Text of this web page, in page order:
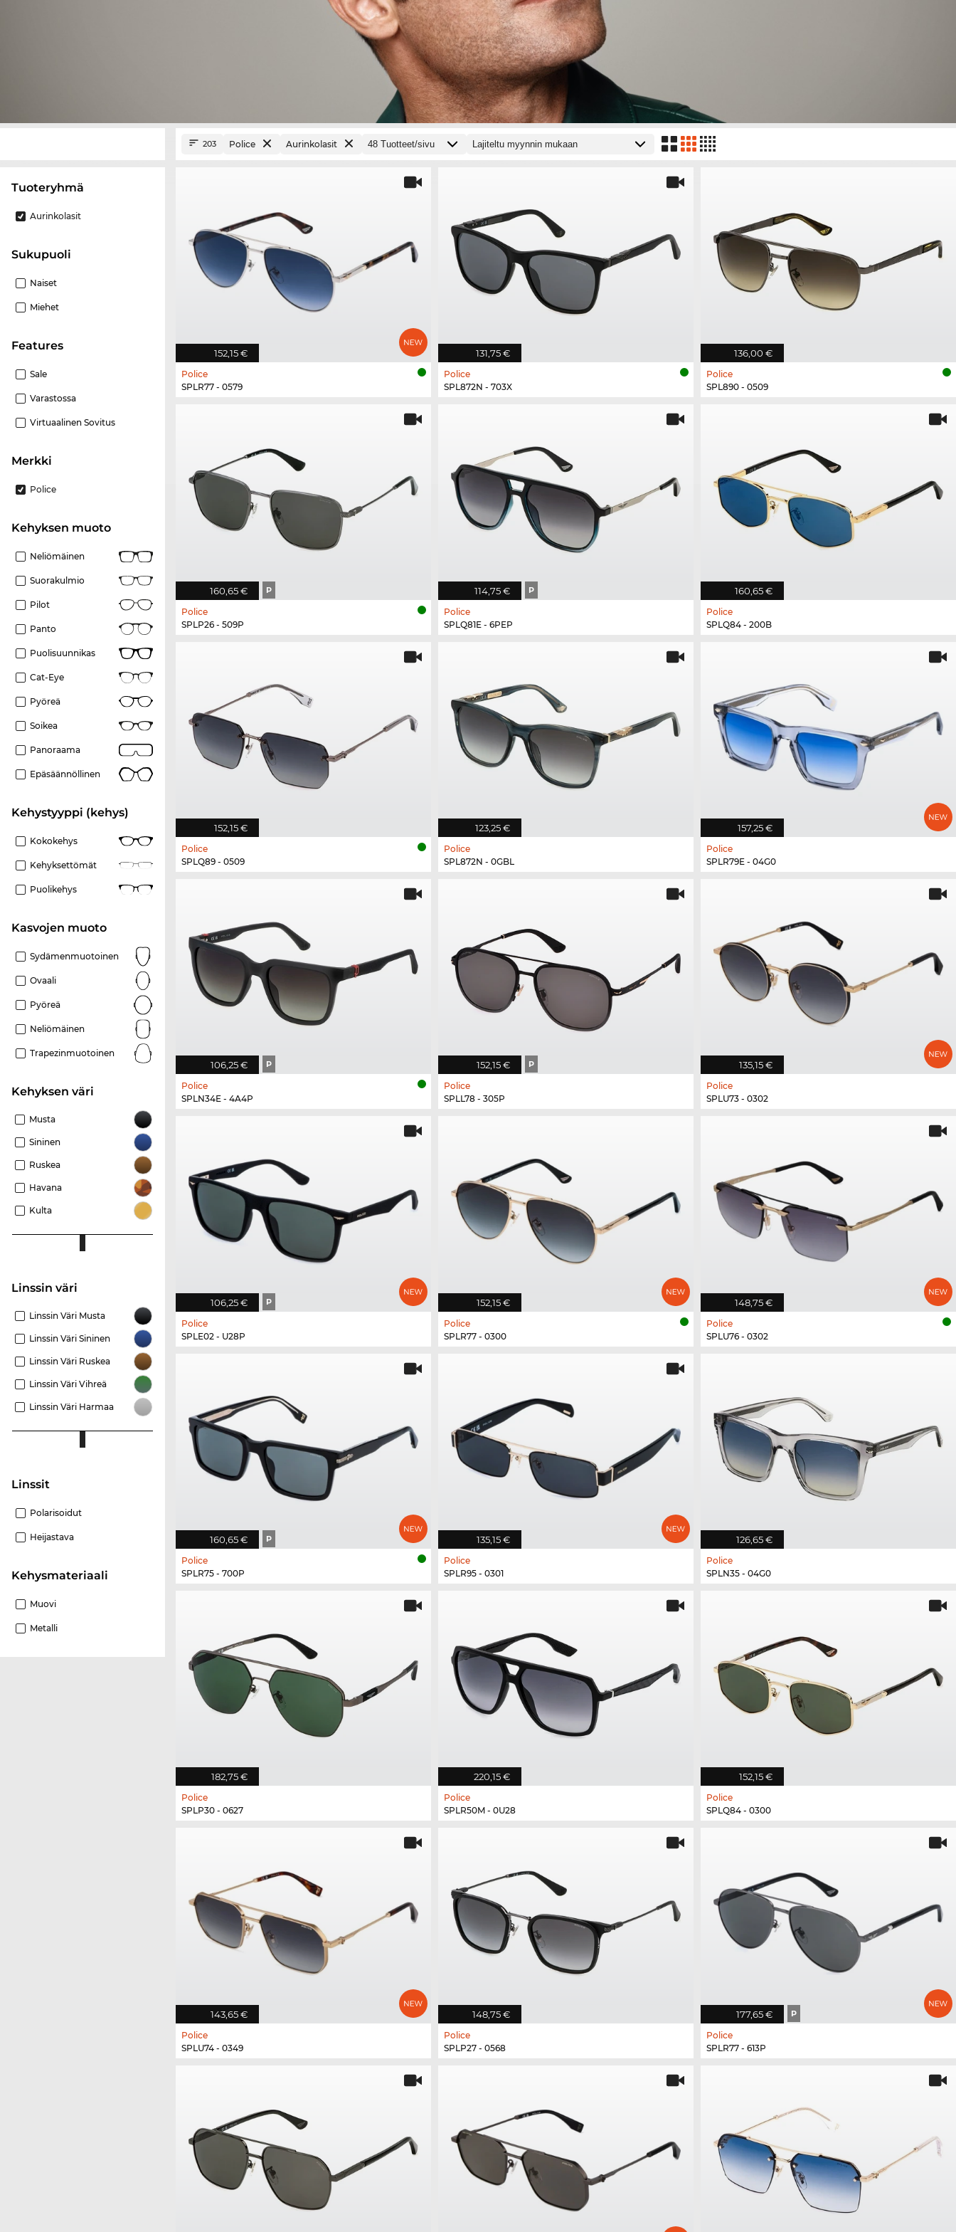
Tuoteryhmä
Aurinkolasit
Sukupuoli
Naiset
Miehet
Features
Sale
Varastossa
Virtuaalinen Sovitus
Merkki
Police
Kehyksen muoto
Neliömäinen
Suorakulmio
Pilot
Panto
Puolisuunnikas
Cat-Eye
Pyöreä
Soikea
Panoraama
Epäsäännöllinen
Kehystyyppi (kehys)
Kokokehys
Kehyksettömät
Puolikehys
Kasvojen muoto
Sydämenmuotoinen
Ovaali
Pyöreä
Neliömäinen
Trapezinmuotoinen
Kehyksen väri
Musta
Sininen
Ruskea
Havana
Kulta
Linssin väri
Linssin Väri Musta
Linssin Väri Sininen
Linssin Väri Ruskea
Linssin Väri Vihreä
Linssin Väri Harmaa
Linssit
Polarisoidut
Heijastava
Kehysmateriaali
Muovi
Metalli
203 Police Aurinkolasit
152,15 €
Police
SPLR77 - 0579
131,75 €
Police
SPL872N - 703X
136,00 €
Police
SPL890 - 0509
160,65 € P
Police
SPLP26 - 509P
114,75 € P
Police
SPLQ81E - 6PEP
160,65 €
Police
SPLQ84 - 200B
152,15 €
Police
SPLQ89 - 0509
123,25 €
Police
SPL872N - 0GBL
157,25 €
Police
SPLR79E - 04G0
106,25 € P
Police
SPLN34E - 4A4P
152,15 € P
Police
SPLL78 - 305P
135,15 €
Police
SPLU73 - 0302
106,25 € P
Police
SPLE02 - U28P
152,15 €
Police
SPLR77 - 0300
148,75 €
Police
SPLU76 - 0302
160,65 € P
Police
SPLR75 - 700P
135,15 €
Police
SPLR95 - 0301
126,65 €
Police
SPLN35 - 04G0
182,75 €
Police
SPLP30 - 0627
220,15 €
Police
SPLR50M - 0U28
152,15 €
Police
SPLQ84 - 0300
143,65 €
Police
SPLU74 - 0349
148,75 €
Police
SPLP27 - 0568
177,65 € P
Police
SPLR77 - 613P